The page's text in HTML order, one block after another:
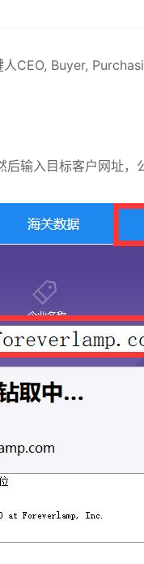
CEO, Buyer,
输入目标客户网址，